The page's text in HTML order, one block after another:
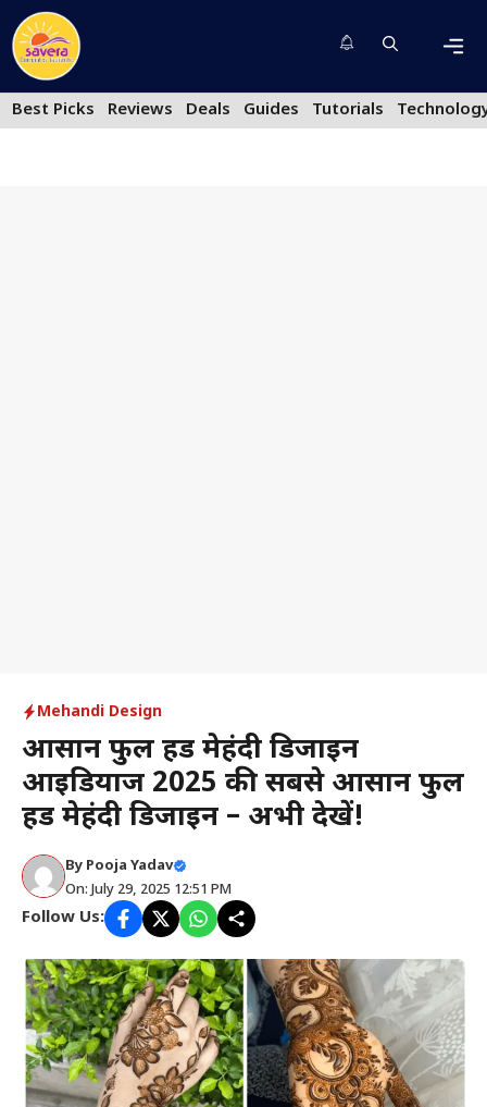
Skip
to
content
Best Picks
Reviews Deals Guides Tutorials
Mehandi Design
आसान फुल हैंड मेहंदी डिजाइन
आइडियाज 2025 की सबसे आसान फुल
हैंड मेहंदी डिजाइन – अभी देखें!
By Pooja Yadav
On: July 29, 2025 12:51 PM
Follow Us: